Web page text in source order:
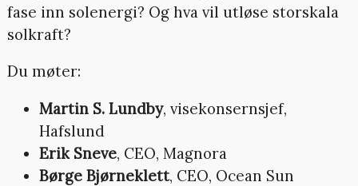
fase inn solenergi? Og hva vil utløse storskala
solkraft?
Du møter:
Martin S. Lundby, visekonsernsjef,
Hafslund
Erik Sneve, CEO, Magnora
Børge Bjørneklett, CEO, Ocean Sun